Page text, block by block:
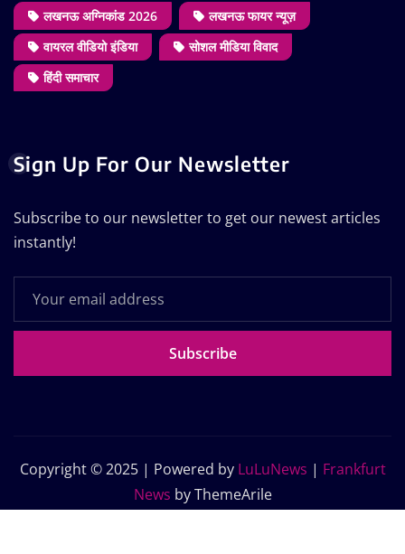
लखनऊ अग्निकांड 2026
लखनऊ फायर न्यूज़
वायरल वीडियो इंडिया
सोशल मीडिया विवाद
हिंदी समाचार
Sign Up For Our Newsletter
Subscribe to our newsletter to get our newest articles
instantly!
Subscribe
Copyright © 2025 | Powered by LuLuNews | Frankfurt
News by ThemeArile